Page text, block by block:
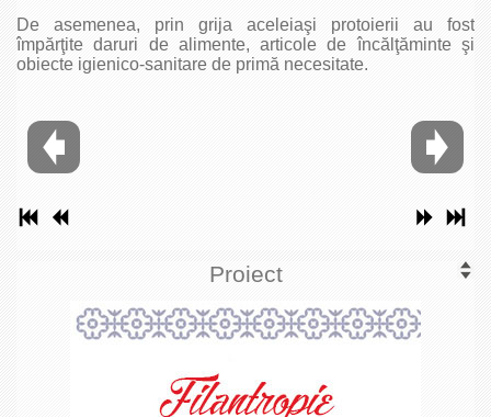
De asemenea, prin grija aceleiaşi protoierii au fost
împărţite daruri de alimente, articole de încălţăminte şi
obiecte igienico-sanitare de primă necesitate.
Proiect